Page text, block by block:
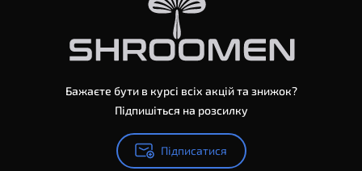
Бажаєте бути в курсі всіх акцій та знижок?
Підпишіться на розсилку
Підписатися